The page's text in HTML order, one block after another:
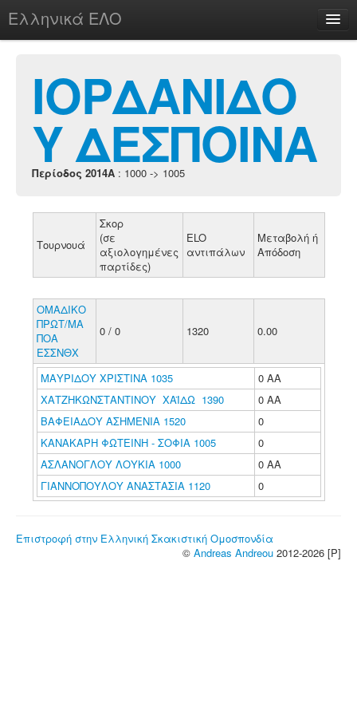
Ελληνικά ΕΛΟ
chesstu.be @ discord
ΙΟΡΔΑΝΙΔΟ
Υ ΔΕΣΠΟΙΝΑ
Περίοδος 2014A : 1000 -> 1005
Τουρνουά
Σκορ
(σε
αξιολογημένες
παρτίδες)
ELO
αντιπάλων
Μεταβολή ή
Απόδοση
ΟΜΑΔΙΚΟ
ΠΡΩΤ/ΜΑ
ΠΟΑ
ΕΣΣΝΘΧ
0 / 0 1320 0.00
ΜΑΥΡΙΔΟΥ ΧΡΙΣΤΙΝΑ 1035
0 ΑΑ
ΧΑΤΖΗΚΩΝΣΤΑΝΤΙΝΟΥ ΧΑΪΔΩ 1390
0 ΑΑ
ΒΑΦΕΙΑΔΟΥ ΑΣΗΜΕΝΙΑ 1520
0
ΚΑΝΑΚΑΡΗ ΦΩΤΕΙΝΗ - ΣΟΦΙΑ 1005
0
ΑΣΛΑΝΟΓΛΟΥ ΛΟΥΚΙΑ 1000
0 ΑΑ
ΓΙΑΝΝΟΠΟΥΛΟΥ ΑΝΑΣΤΑΣΙΑ 1120
0
Επιστροφή στην Ελληνική Σκακιστική Ομοσπονδία
© Andreas Andreou 2012-2026 [P]